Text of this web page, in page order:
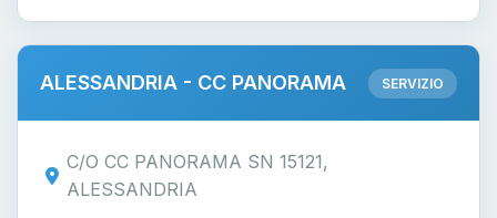
ALESSANDRIA - CC PANORAMA SERVIZIO
C/O CC PANORAMA SN 15121,
ALESSANDRIA